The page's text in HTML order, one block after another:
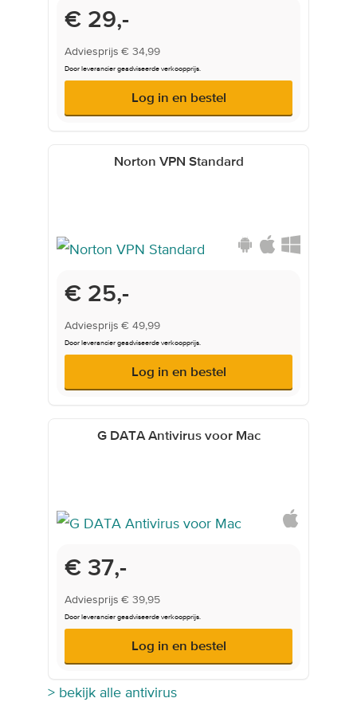
Onderwijsprijs
€ 29,-
Adviesprijs € 34,99
Door leverancier geadviseerde verkoopprijs.
Log in en bestel
Norton VPN Standard
Onderwijsprijs
€ 25,-
Adviesprijs € 49,99
Door leverancier geadviseerde verkoopprijs.
Log in en bestel
G DATA Antivirus voor Mac
Onderwijsprijs
€ 37,-
Adviesprijs € 39,95
Door leverancier geadviseerde verkoopprijs.
Log in en bestel
> bekijk alle antivirus